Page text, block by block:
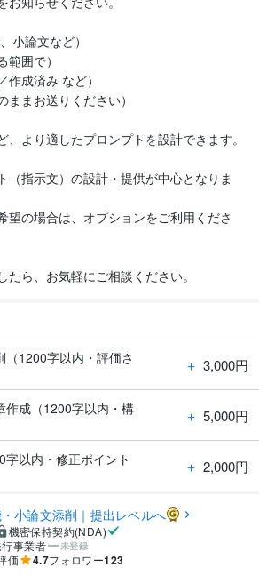
小論文など）
範囲で）
作成済み など）
ままお送りください）
、より適したプロンプトを設計できます。
（指示文）の設計・提供が中心となりま
望の場合は、オプションをご利用くださ
たら、お気軽にご相談ください。
（1200字以内・評価さ
＋ 3,000円
作成（1200字以内・構
＋ 5,000円
以内・修正ポイント
＋ 2,000円
小論文添削｜提出レベルへ
機密保持契約(NDA)
事業者
未登録
価 4.7フォロワー123